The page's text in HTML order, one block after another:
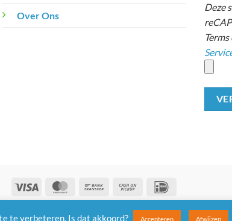
Over Ons
Deze
Visa MasterCardBank
Transfer
Cash
on
Pickup
Klachten |Retouneren
te verbeteren. Is dat akkoord? Accepteren Afwijzen